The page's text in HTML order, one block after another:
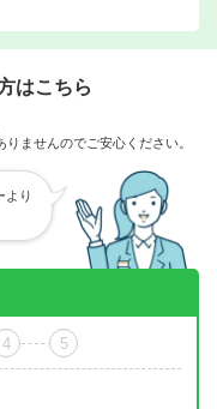
はこちら
ませんのでご安心ください。
より
4 5